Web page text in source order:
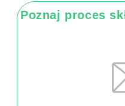
Poznaj proces